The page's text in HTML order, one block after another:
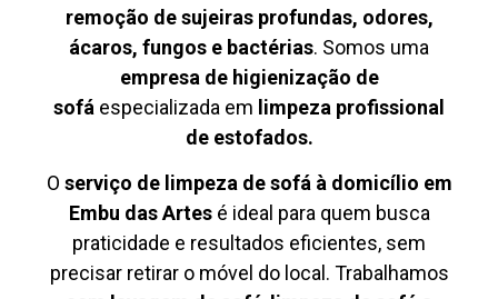
remoção de sujeiras profundas, odores,
ácaros, fungos e bactérias. Somos uma
empresa de higienização de
sofá especializada em limpeza profissional
de estofados.
O serviço de limpeza de sofá à domicílio em
Embu das Artesé ideal para quem busca
praticidade e resultados eficientes, sem
precisar retirar o móvel do local. Trabalhamos